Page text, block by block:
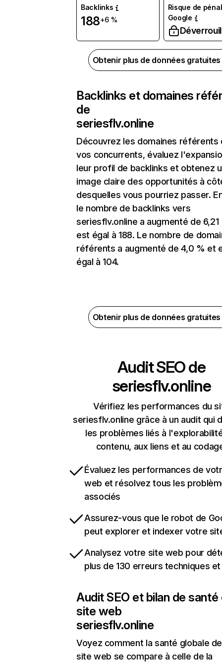
Backlinks
188+6 %
Risque de
Google
Obtenir plus de données
Backlinks et domaines
de
seriesflv.online
Découvrez les domaines référents
vos concurrents, évaluez
leur profil de backlinks et obtenez
image claire des opportunités à
desquelles vous pourriez passer.
le nombre de backlinks vers
seriesflv.online a augmenté de
est égal à 188. Le nombre de
référents a augmenté de 4,0 % et
égal à 104.
Obtenir plus de données
Audit SEO de
seriesflv.online
Vérifiez les performances du
seriesflv.online grâce à un audit qui
les problèmes liés à
contenu, aux liens et au
Évaluez les performances de
web et résolvez tous les
associés
Assurez-vous que le robot de
peut explorer et indexer votre
Analysez votre site web pour
plus de 130 erreurs techniques et
Audit SEO et bilan de santé
site web
seriesflv.online
Voyez comment la santé globale
site web se compare à celle de la